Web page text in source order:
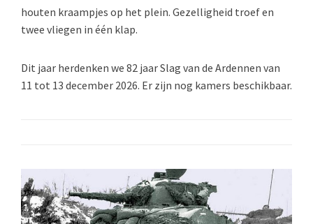
houten kraampjes op het plein. Gezelligheid troef en
twee vliegen in één klap.
Dit jaar herdenken we 82 jaar Slag van de Ardennen van
11 tot 13 december 2026. Er zijn nog kamers beschikbaar.